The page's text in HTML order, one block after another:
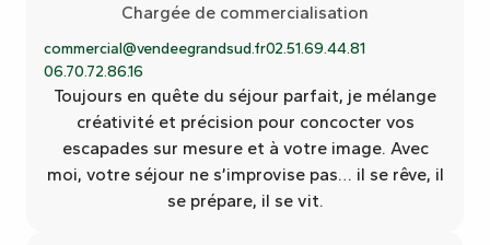
Chargée de commercialisation
commercial@vendeegrandsud.fr02.51.69.44.81
06.70.72.86.16
Toujours en quête du séjour parfait, je mélange
créativité et précision pour concocter vos
escapades sur mesure et à votre image. Avec
moi, votre séjour ne s’improvise pas… il se rêve, il
se prépare, il se vit.